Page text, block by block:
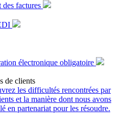
des factures
électronique obligatoire
de clients
les difficultés rencontrées par
et la manière dont nous avons
en partenariat pour les résoudre.